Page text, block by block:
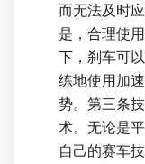
而无法及时
是，合理使
下，刹车可
练地使用加
势。第三条
术。无论是
自己的赛车